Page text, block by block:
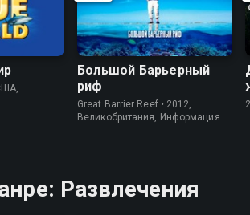
Большой Барьерный
риф
Great Barrier Reef • 2012,
Великобритания, Информация
Развлечения